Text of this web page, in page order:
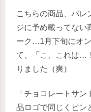
こちらの商品、バレ
ジに予め載ってない
ーク…1月下旬にオ
て、「こ、これは…
りました（爽）
「チョコレートサ
品ロゴで同じくピン